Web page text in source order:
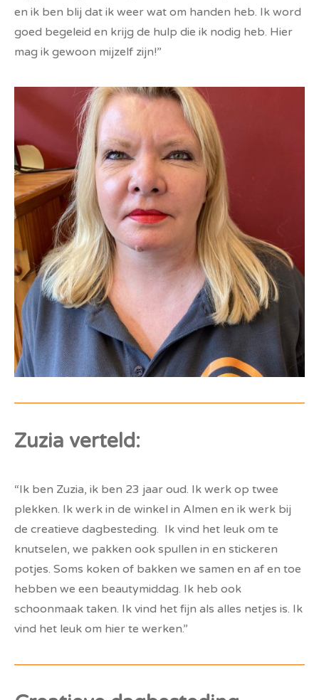
en ik ben blij dat ik weer wat om handen heb. Ik word
goed begeleid en krijg de hulp die ik nodig heb. Hier
mag ik gewoon mijzelf zijn!”
Zuzia verteld:
“Ik ben Zuzia, ik ben 23 jaar oud. Ik werk op twee
plekken. Ik werk in de winkel in Almen en ik werk bij
de creatieve dagbesteding. Ik vind het leuk om te
knutselen, we pakken ook spullen in en stickeren
potjes. Soms koken of bakken we samen en af en toe
hebben we een beautymiddag. Ik heb ook
schoonmaak taken. Ik vind het fijn als alles netjes is. Ik
vind het leuk om hier te werken.”